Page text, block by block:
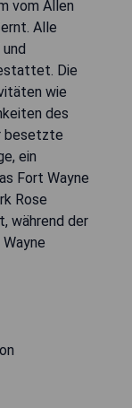
vom Allen
Alle
Die
wie
des
besetzte
ein
Fort Wayne
Rose
während der